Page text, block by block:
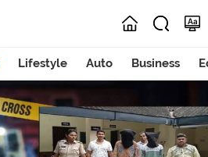
Lifestyle Auto Business